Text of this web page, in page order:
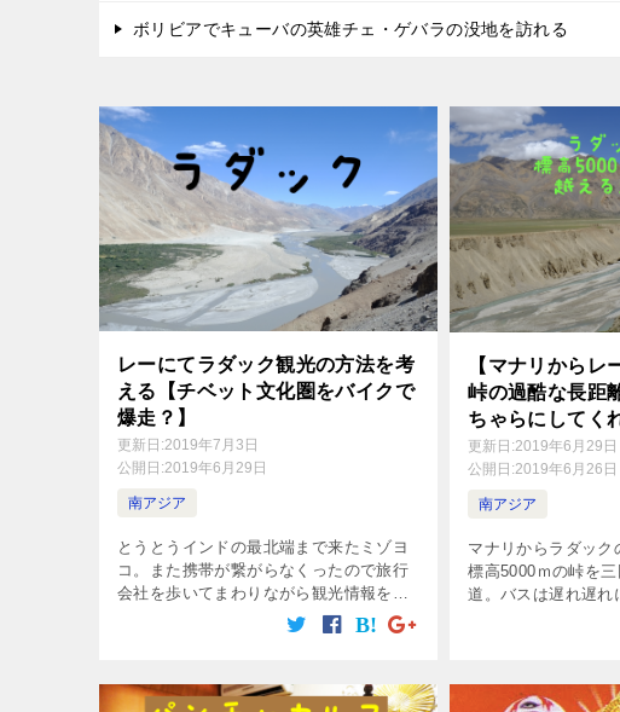
ボリビアでキューバの英雄チェ・ゲバラの没地を訪れる
レーにてラダック観光の方法を考
える【チベット文化圏をバイクで
爆走？】
更新日:2019年7月3日
公開日:2019年6月29日
南アジア
とうとうインドの最北端まで来たミゾヨ
コ。また携帯が繋がらなくったので旅行
会社を歩いてまわりながら観光情報を集
める。行ってみたいところは沢山ある
が、公共交通機関は絶望的に少ない事が
【マナリからレ
峠の過酷な長距
ちゃらにしてく
更新日:2019年6月29日
公開日:2019年6月26日
南アジア
マナリからラダック
標高5000ｍの峠を
道。バスは遅れ遅れ
ーが窓を全開にし
膀胱炎が治ったば
が・・・・・